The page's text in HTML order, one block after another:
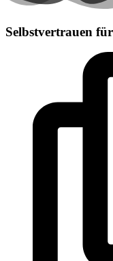
Selbstvertrauen